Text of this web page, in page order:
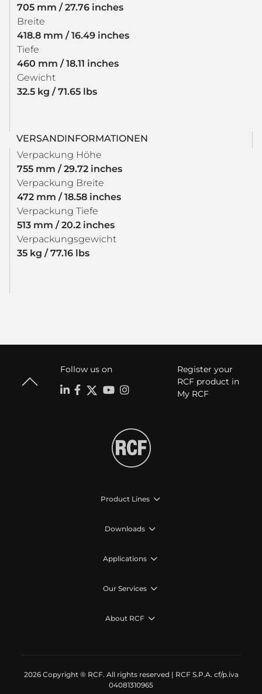
705 mm / 27.76 inches
Breite
418.8 mm / 16.49 inches
Tiefe
460 mm / 18.11 inches
Gewicht
32.5 kg / 71.65 lbs
VERSANDINFORMATIONEN
Verpackung Höhe
755 mm / 29.72 inches
Verpackung Breite
472 mm / 18.58 inches
Verpackung Tiefe
513 mm / 20.2 inches
Verpackungsgewicht
35 kg / 77.16 lbs
Follow us on
Register your
RCF product in
My RCF
Product Lines
Downloads
Applications
Our Services
About RCF
2026 Copyright ® RCF. All rights reserved | RCF S.P.A. cf/p.iva
04081310965